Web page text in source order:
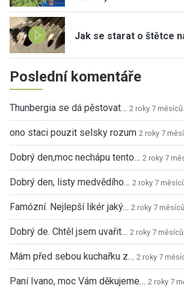
Jak se starat o štětce
Poslední komentáře
Thunbergia se dá pěstovat… 2 roky 7
ono staci pouzit selsky rozum 2 roky 7
Dobrý den,moc nechápu tento… 2 roky 7
Dobrý den, listy medvědího… 2 roky 7
Famózní. Nejlepší likér jaký… 2 roky 7
Dobrý de. Chtěl jsem uvařit… 2 roky 7
Mám před sebou kuchařku z… 2 roky 7
Paní Ivano, moc Vám děkujeme… 2 roky 7